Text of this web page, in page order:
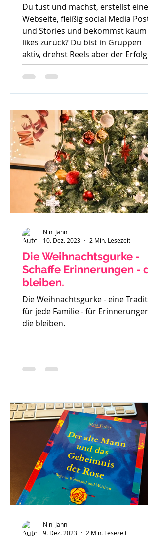
Du tust und machst, erstellst eine
Webseite, fleißig social Media Posts
und Stories und bekommst kaum
likes zurück? Du bist in Gruppen
aktiv, drehst Reels aber der Erfolg
bleibt aus. So langsam weißt du
nicht mehr weiter. Was denn noch
besonders überzeugt von einem
geschriebenen Beitrag bist - läuft
dieser gar nicht. Du weißt in dir drin
- ich kann richtig was, ich habe eine
Botschaft aber scheinbar hört sie
Niemand oder
Die Weihnachtsgurke -
Schaffe Erinnerungen - die
bleiben.
Die Weihnachtsgurke - eine Tradition
für jede Familie - für Erinnerungen
die bleiben.
Nini Janni
10. Dez. 2023
2 Min. Lesezeit
Nini Janni
9. Dez. 2023
2 Min. Lesezeit